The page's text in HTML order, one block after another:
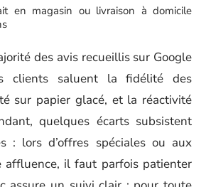
en magasin ou livraison à domicile
des avis recueillis sur Google
clients saluent la fidélité des
sur papier glacé, et la réactivité
quelques écarts subsistent
: lors d’offres spéciales ou aux
affluence, il faut parfois patienter